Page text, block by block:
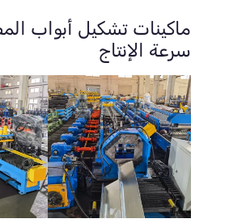
ماكينات تشكيل أبواب
سرعة الإنتاج